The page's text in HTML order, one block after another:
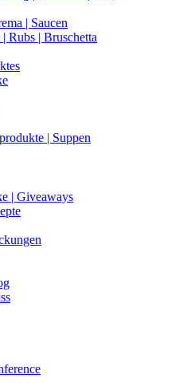
| Saucen
Rubs | Bruschetta
| Suppen
| Giveaways